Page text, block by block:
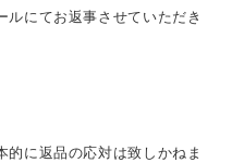
にてお返事させていただき
に返品の応対は致しかねま